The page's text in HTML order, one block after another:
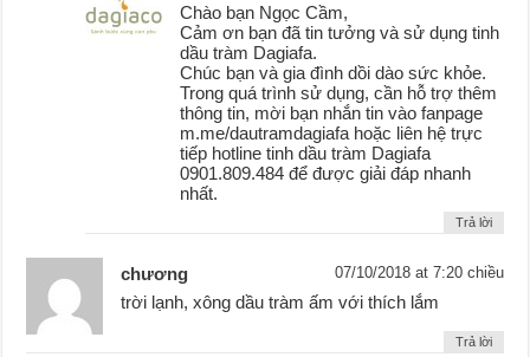
Chào bạn Ngọc Cầm,
Cảm ơn bạn đã tin tưởng và sử dụng tinh
dầu tràm Dagiafa.
Chúc bạn và gia đình dồi dào sức khỏe.
Trong quá trình sử dụng, cần hỗ trợ thêm
thông tin, mời bạn nhắn tin vào fanpage
m.me/dautramdagiafa hoặc liên hệ trực
tiếp hotline tinh dầu tràm Dagiafa
0901.809.484 để được giải đáp nhanh
nhất.
Trả lời
chương 07/10/2018 at 7:20 chiều
trời lạnh, xông dầu tràm ấm với thích lắm
Trả lời